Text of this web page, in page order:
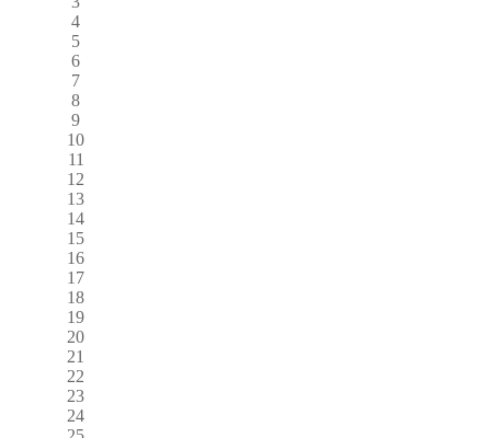
4
5
6
7
8
9
10
11
12
13
14
15
16
17
18
19
20
21
22
23
24